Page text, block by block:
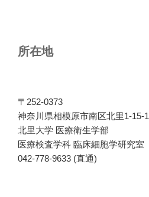
所在地
〒252-0373
神奈川県相模原市南区北里1-15-1
北里大学 医療衛生学部
医療検査学科 臨床細胞学研究室
042-778-9633 (直通)